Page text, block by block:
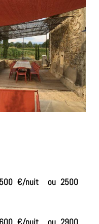
€/nuit ou 2500
€/nuit ou 2900